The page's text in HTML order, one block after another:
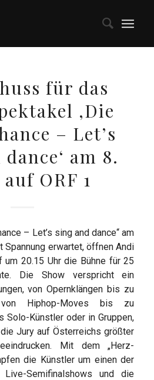
für das
‚Die
– Let’s
am 8.
ORF 1
– Let’s sing and dance“ am
Spannung erwartet, öffnen Andi
um 20.15 Uhr die Bühne für 25
Die Show verspricht ein
von Opernklängen bis zu
Hiphop-Moves bis zu
Solo-Künstler oder in Gruppen,
Jury auf Österreichs größter
Mit dem „Herz-
die Künstler um einen der
Semifinalshows und die